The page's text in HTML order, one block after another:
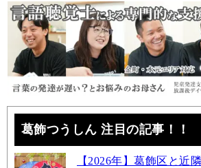
葛飾つうしん 注目の記事！！
【2026年】葛飾区と近